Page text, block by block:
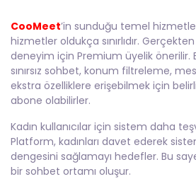
CooMeet’in sunduğu temel
hizmetler oldukça sınırlıdır.
deneyim için Premium üyelik önerilir.
sınırsız sohbet, konum filtreleme,
ekstra özelliklere erişebilmek için belirli
abone olabilirler.
Kadın kullanıcılar için sistem daha
Platform, kadınları davet ederek
dengesini sağlamayı hedefler. Bu
bir sohbet ortamı oluşur.